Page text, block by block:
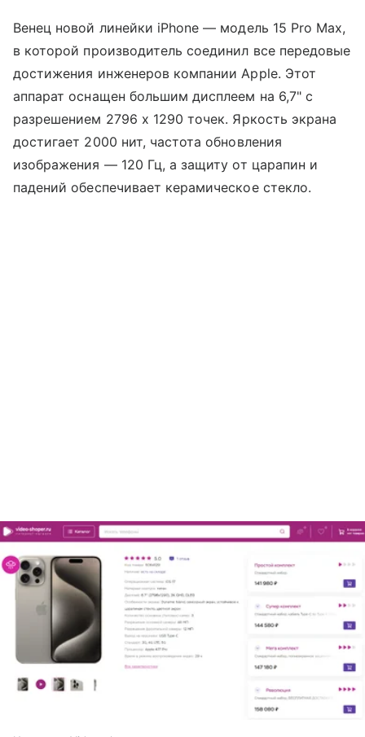
Венец новой линейки iPhone — модель 15 Pro Max,
в которой производитель соединил все передовые
достижения инженеров компании Apple. Этот
аппарат оснащен большим дисплеем на 6,7" с
разрешением 2796 х 1290 точек. Яркость экрана
достигает 2000 нит, частота обновления
изображения — 120 Гц, а защиту от царапин и
падений обеспечивает керамическое стекло.